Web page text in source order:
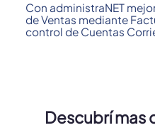
Con administraNET
de Ventas mediante
control de Cuentas
Descubrí mas